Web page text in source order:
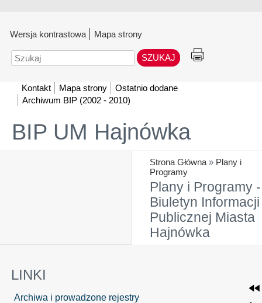
Wersja kontrastowa Mapa strony
Szukaj
Kontakt Mapa strony
Ostatnio dodane
Archiwum BIP (2002 - 2010)
BIP UM Hajnówka
Strona Główna » Plany i
Programy
Plany i Programy -
Biuletyn Informacji
Publicznej Miasta
Hajnówka
LINKI
Archiwa i prowadzone rejestry